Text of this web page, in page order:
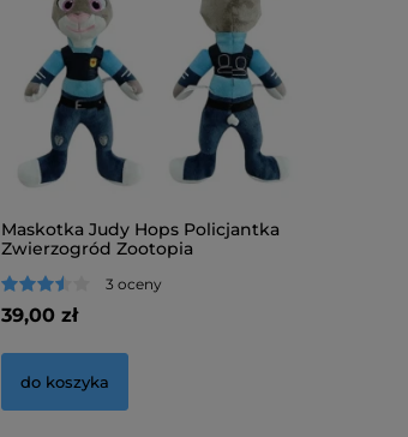
Maskotka Judy Hops Policjantka
Zwierzogród Zootopia
3 oceny
39,00 zł
do koszyka